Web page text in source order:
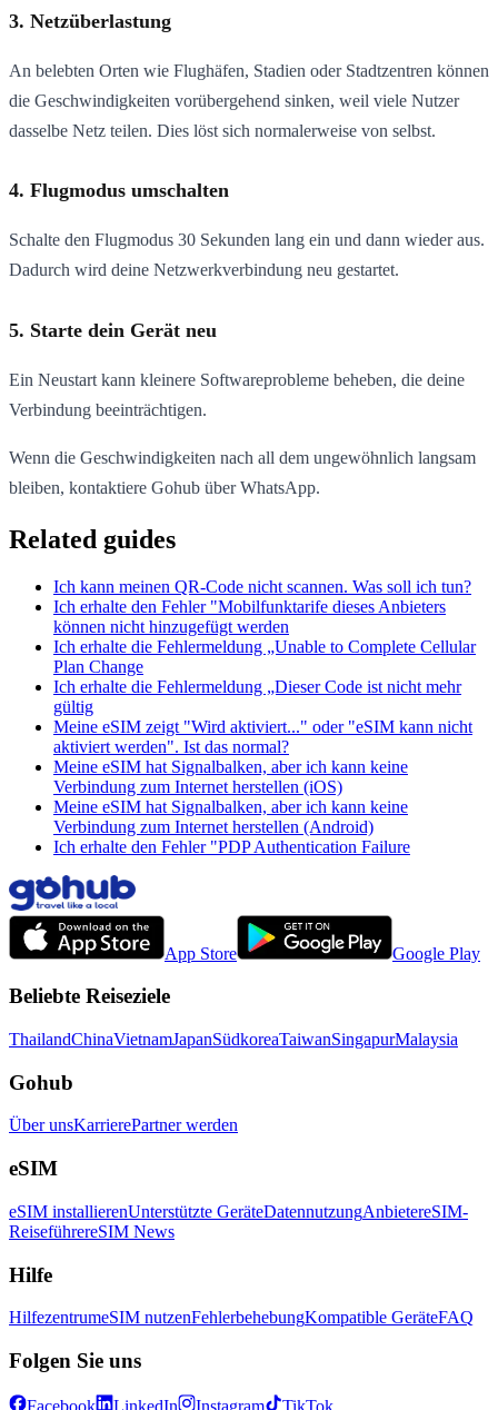
3. Netzüberlastung
An belebten Orten wie Flughäfen, Stadien oder Stadtzentren können
die Geschwindigkeiten vorübergehend sinken, weil viele Nutzer
dasselbe Netz teilen. Dies löst sich normalerweise von selbst.
4. Flugmodus umschalten
Schalte den Flugmodus 30 Sekunden lang ein und dann wieder aus.
Dadurch wird deine Netzwerkverbindung neu gestartet.
5. Starte dein Gerät neu
Ein Neustart kann kleinere Softwareprobleme beheben, die deine
Verbindung beeinträchtigen.
Wenn die Geschwindigkeiten nach all dem ungewöhnlich langsam
bleiben, kontaktiere Gohub über WhatsApp.
Related guides
Ich kann meinen QR-Code nicht scannen. Was soll ich tun?
Ich erhalte den Fehler "Mobilfunktarife dieses Anbieters
können nicht hinzugefügt werden
Ich erhalte die Fehlermeldung „Unable to Complete Cellular
Plan Change
Ich erhalte die Fehlermeldung „Dieser Code ist nicht mehr
gültig
Meine eSIM zeigt "Wird aktiviert..." oder "eSIM kann nicht
aktiviert werden". Ist das normal?
Meine eSIM hat Signalbalken, aber ich kann keine
Verbindung zum Internet herstellen (iOS)
Meine eSIM hat Signalbalken, aber ich kann keine
Verbindung zum Internet herstellen (Android)
Ich erhalte den Fehler "PDP Authentication Failure
App Store Google Play
Beliebte Reiseziele
ThailandChinaVietnamJapanSüdkoreaTaiwanSingapurMalaysia
Gohub
Über unsKarrierePartner werden
eSIM
eSIM installierenUnterstützte GeräteDatennutzungAnbietereSIM-
ReiseführereSIM News
Hilfe
HilfezentrumeSIM nutzenFehlerbehebungKompatible GeräteFAQ
Folgen Sie uns
Facebook LinkedIn Instagram TikTok